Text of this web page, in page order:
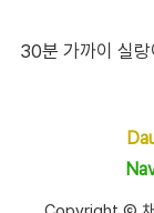
30분 가까이 실